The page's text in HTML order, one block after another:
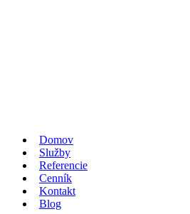
Domov
Služby
Referencie
Cenník
Kontakt
Blog